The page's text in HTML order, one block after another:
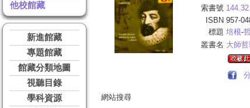
他校館藏
新進館藏
專題館藏
館藏分類地圖
視聽目錄
學科資源
索書號 144.32
ISBN 957-
標題 培根-
叢書名 大師
網站搜尋